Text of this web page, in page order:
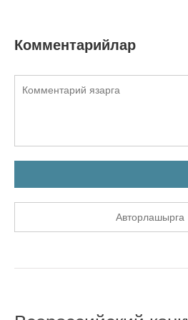
Комментарийлар
Авторлашырга